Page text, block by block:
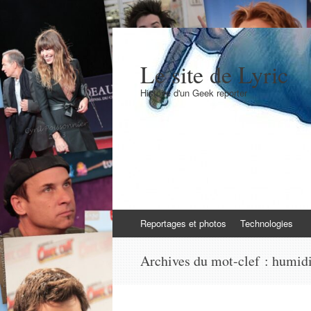
Le site de Lyric
Histoire d'un Geek reporter
au
Reportages et photos Technologies
Archives du mot-clef :